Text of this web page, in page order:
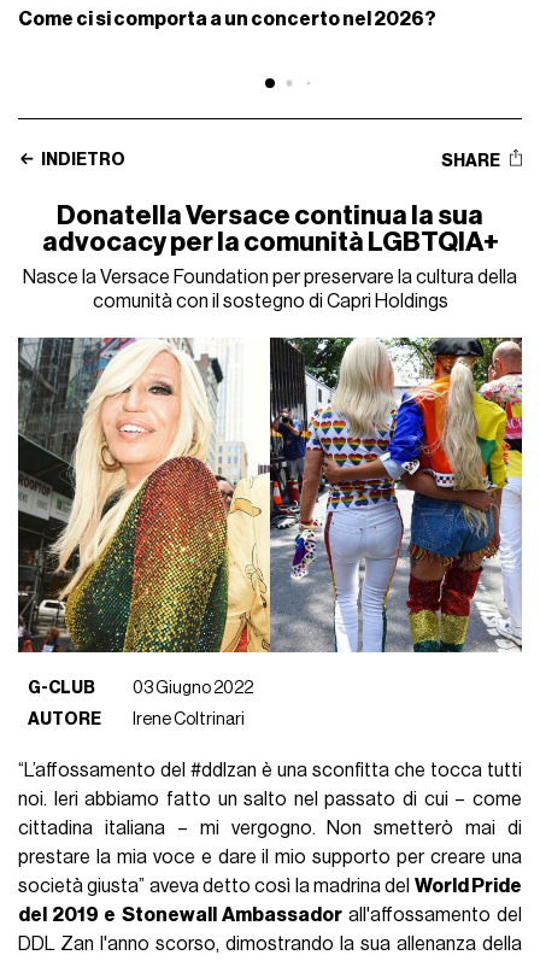
Come ci si comporta a un concerto nel 2026?
INDIETRO SHARE
Donatella Versace continua la sua
advocacy per la comunità LGBTQIA+
Nasce la Versace Foundation per preservare la cultura della
comunità con il sostegno di Capri Holdings
G-CLUB
03 Giugno 2022
AUTORE
Irene Coltrinari
“L’affossamento del #ddlzan è una sconfitta che tocca tutti
noi. Ieri abbiamo fatto un salto nel passato di cui – come
cittadina italiana – mi vergogno. Non smetterò mai di
prestare la mia voce e dare il mio supporto per creare una
società giusta” aveva detto così la madrina del World Pride
del 2019 e Stonewall Ambassadorall'affossamento del
DDL Zan l'anno scorso, dimostrando la sua allenanza della